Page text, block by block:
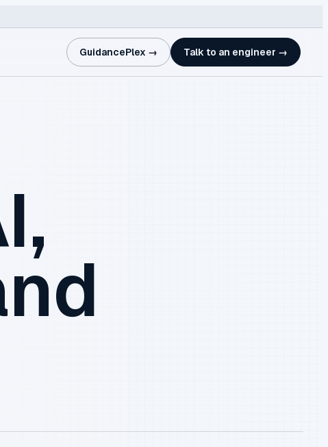
GuidancePlex → Talk to an engineer →